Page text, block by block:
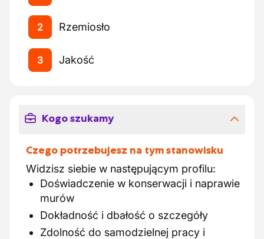
2 Rzemiosło
3 Jakość
Kogo szukamy
Czego potrzebujesz na tym stanowisku
Widzisz siebie w następującym profilu:
Doświadczenie w konserwacji i naprawie
murów
Dokładność i dbałość o szczegóły
Zdolność do samodzielnej pracy i